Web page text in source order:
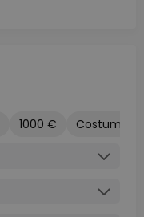
1000 €
Costume